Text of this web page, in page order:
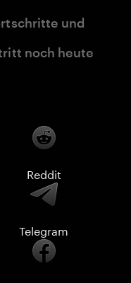
und
noch heute
Reddit
Telegram